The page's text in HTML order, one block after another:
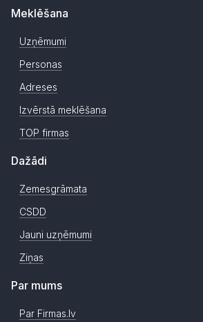
Meklēšana
Uzņēmumi
Personas
Adreses
Izvērstā meklēšana
TOP firmas
Dažādi
Zemesgrāmata
CSDD
Jauni uzņēmumi
Ziņas
Par mums
Par Firmas.lv